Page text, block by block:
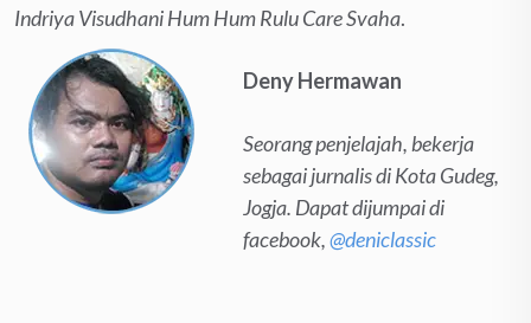
Indriya Visudhani Hum Hum Rulu Care Svaha.
Deny Hermawan
Seorang penjelajah, bekerja
sebagai jurnalis di Kota Gudeg,
Jogja. Dapat dijumpai di
facebook,@deniclassic